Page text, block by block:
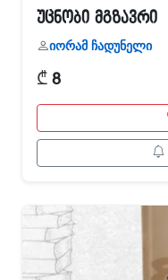
უცნობი მგზავრი
იორამ ჩადუნელი
₾ 8